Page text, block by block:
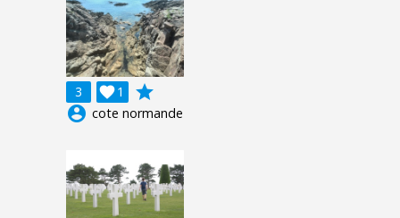
3 1

grade
account_circle cote normande